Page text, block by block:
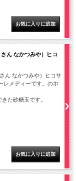
ん なかつみや）ヒコ
ん なかつみや）ヒコサ
レメディーです。のホ
た砂糖玉です。